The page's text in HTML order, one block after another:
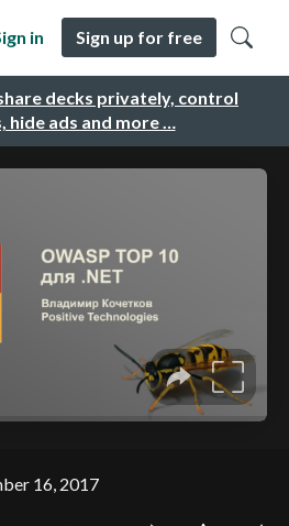
decks privately, control
hide ads and more …
in Sign up for free
16, 2017